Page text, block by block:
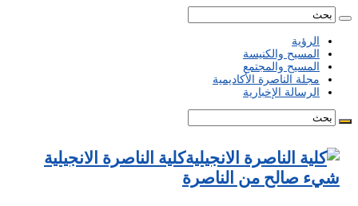
الرؤية
المسيح والكنيسة
المسيح والمجتمع
مجلة الناصرة الأكاديمية
الرسالة الإخبارية
كلية الناصرة الانجيلية
شيء صالح من الناصرة